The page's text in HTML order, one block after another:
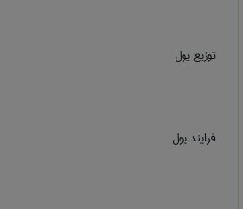
توزیع یول
فرایند یول